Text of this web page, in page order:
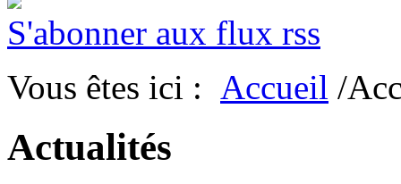
S'abonner aux flux rss
Vous êtes ici : Accueil /
Actualités